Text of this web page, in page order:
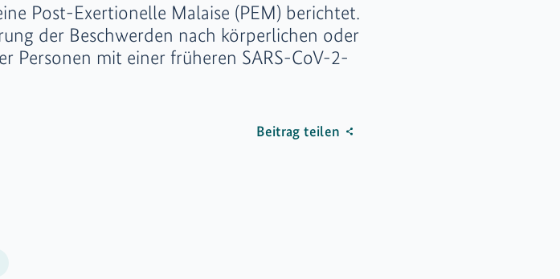
Post-Exertionelle Malaise (PEM) berichtet.
der Beschwerden nach körperlichen oder
Personen mit einer früheren SARS-CoV-2-
Beitrag teilen